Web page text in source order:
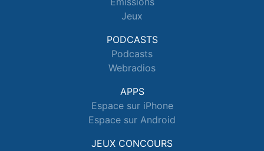
Jeux
PODCASTS
Podcasts
Webradios
APPS
Espace sur iPhone
Espace sur Android
JEUX CONCOURS